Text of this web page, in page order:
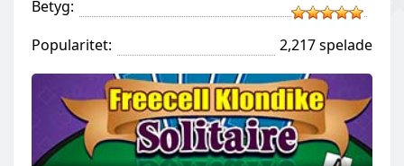
Betyg:
Popularitet:
2,217 spelade